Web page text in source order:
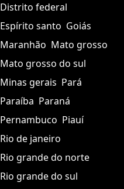
Distrito federal
Espírito santo Goiás
Maranhão Mato grosso
Mato grosso do sul
Minas gerais Pará
Paraíba Paraná
Pernambuco Piauí
Rio de janeiro
Rio grande do norte
Rio grande do sul